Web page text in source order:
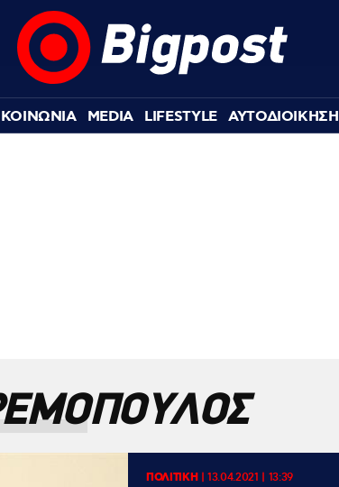
ΚΟΙΝΩΝΙΑ MEDIA LIFESTYLE ΑΥΤΟΔΙΟΙΚΗΣΗ
ΠΟΛΙΤΙΚΗ|13.04.2021 | 13:39